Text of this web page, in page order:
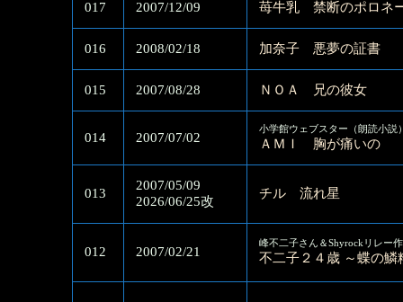
017 2007/12/09 苺牛乳 禁断のポロネ
016 2008/02/18 加奈子 悪夢の証書
015 2007/08/28 ＮＯＡ 兄の彼女
014 2007/07/02
小学館ウェブスター（朗読小説
ＡＭＩ 胸が痛いの
013
2007/05/09
2026/06/25改
チル 流れ星
012 2007/02/21
峰不二子さん＆Shyrockリレー
不二子２４歳 ～蝶の鱗